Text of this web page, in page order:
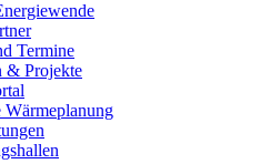
Termine
& Projekte